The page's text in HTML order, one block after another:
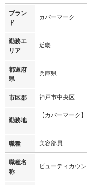
ブラン
ド
カバーマーク
勤務エ
リア
近畿
都道府
県
兵庫県
市区郡 神戸市中央区
勤務地
【カバーマーク
職種 美容部員
職種名
称
ビューティカウ